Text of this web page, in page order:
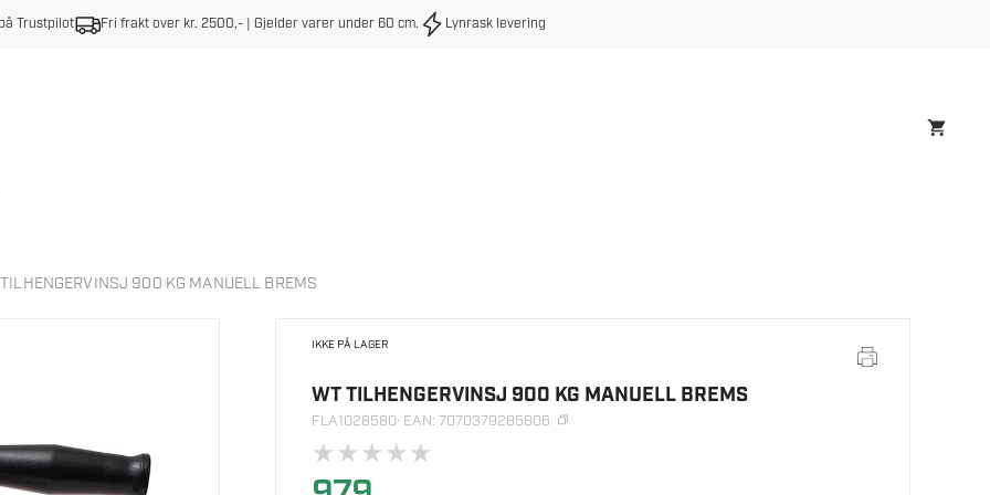
Trustpilot Fri frakt over kr. 2500,- | Gjelder varer under 60 cm. Lynrask levering
900 KG MANUELL BREMS
IKKE PÅ LAGER
WT TILHENGERVINSJ 900 KG MANUELL BREMS
FLA1028580· EAN: 7070379285806
★★★★★